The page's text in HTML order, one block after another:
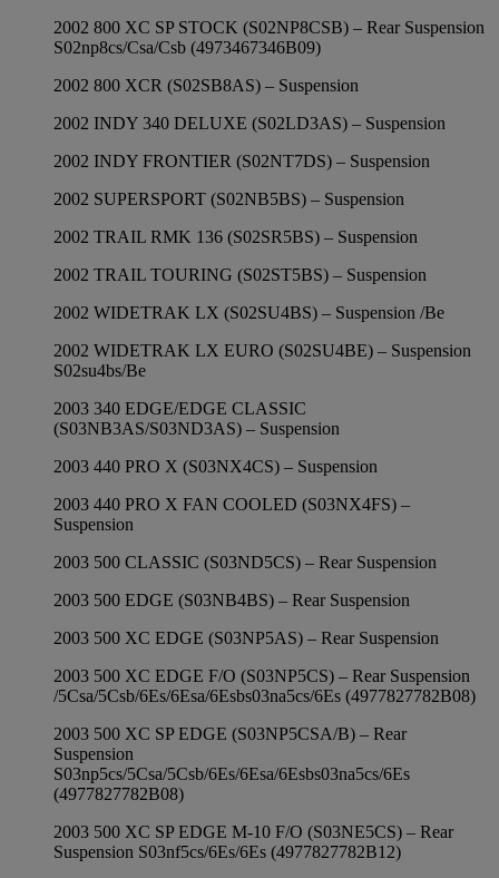
2002 800 XC SP STOCK (S02NP8CSB) – Rear Suspension
S02np8cs/Csa/Csb (4973467346B09)
2002 800 XCR (S02SB8AS) – Suspension
2002 INDY 340 DELUXE (S02LD3AS) – Suspension
2002 INDY FRONTIER (S02NT7DS) – Suspension
2002 SUPERSPORT (S02NB5BS) – Suspension
2002 TRAIL RMK 136 (S02SR5BS) – Suspension
2002 TRAIL TOURING (S02ST5BS) – Suspension
2002 WIDETRAK LX (S02SU4BS) – Suspension /Be
2002 WIDETRAK LX EURO (S02SU4BE) – Suspension
S02su4bs/Be
2003 340 EDGE/EDGE CLASSIC
(S03NB3AS/S03ND3AS) – Suspension
2003 440 PRO X (S03NX4CS) – Suspension
2003 440 PRO X FAN COOLED (S03NX4FS) –
Suspension
2003 500 CLASSIC (S03ND5CS) – Rear Suspension
2003 500 EDGE (S03NB4BS) – Rear Suspension
2003 500 XC EDGE (S03NP5AS) – Rear Suspension
2003 500 XC EDGE F/O (S03NP5CS) – Rear Suspension
/5Csa/5Csb/6Es/6Esa/6Esbs03na5cs/6Es (4977827782B08)
2003 500 XC SP EDGE (S03NP5CSA/B) – Rear
Suspension
S03np5cs/5Csa/5Csb/6Es/6Esa/6Esbs03na5cs/6Es
(4977827782B08)
2003 500 XC SP EDGE M-10 F/O (S03NE5CS) – Rear
Suspension S03nf5cs/6Es/6Es (4977827782B12)